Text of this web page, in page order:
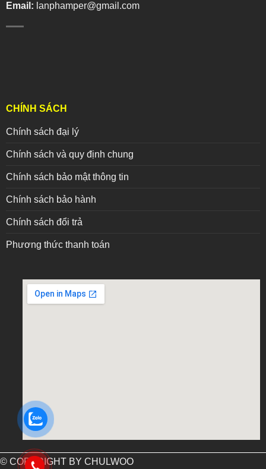
Email: lanphamper@gmail.com
CHÍNH SÁCH
Chính sách đại lý
Chính sách và quy định chung
Chính sách bảo mật thông tin
Chính sách bảo hành
Chính sách đổi trả
Phương thức thanh toán
embed google map into website
© COPYRIGHT BY CHULWOO